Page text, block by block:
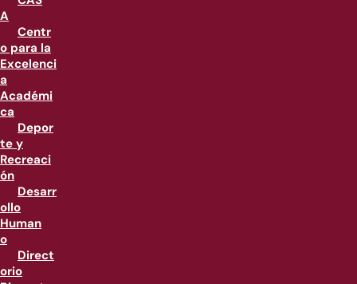
A
Centr
o para la
Excelenci
a
Académi
ca
Depor
te y
Recreaci
ón
Desarr
ollo
Human
o
Direct
orio